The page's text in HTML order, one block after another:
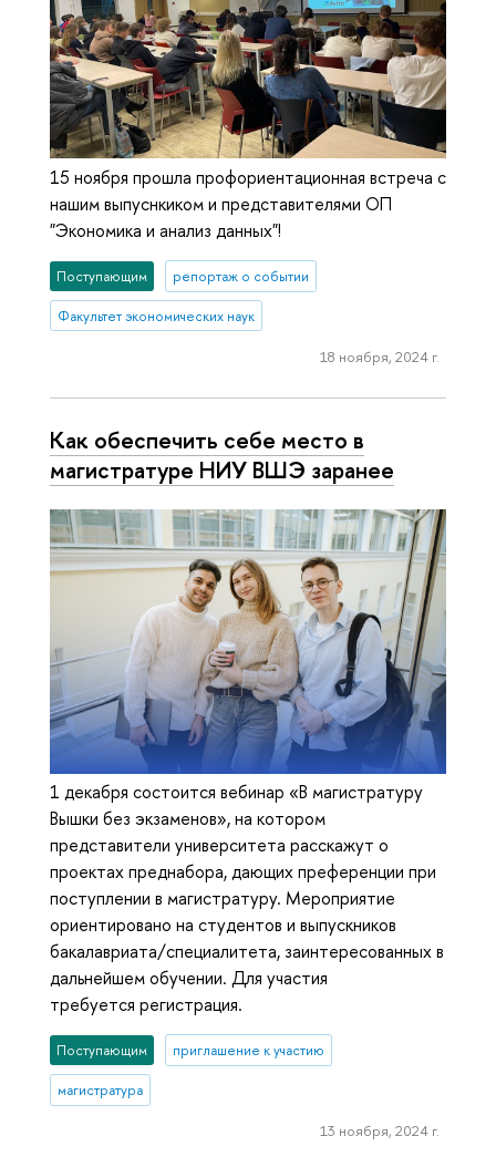
15 ноября прошла профориентационная встреча с
нашим выпуснкиком и представителями ОП
"Экономика и анализ данных"!
Поступающим репортаж о событии
Факультет экономических наук
18 ноября, 2024 г.
Как обеспечить себе место в
магистратуре НИУ ВШЭ заранее
1 декабря состоится вебинар «В магистратуру
Вышки без экзаменов», на котором
представители университета расскажут о
проектах преднабора, дающих преференции при
поступлении в магистратуру. Мероприятие
ориентировано на студентов и выпускников
бакалавриата/специалитета, заинтересованных в
дальнейшем обучении. Для участия
требуется регистрация.
Поступающим приглашение к участию
магистратура
13 ноября, 2024 г.